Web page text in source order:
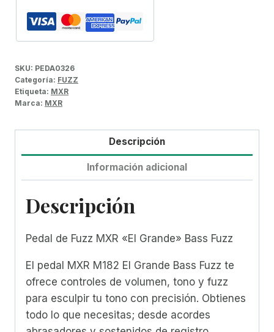
SKU: PEDA0326
Categoría: FUZZ
Etiqueta: MXR
Marca: MXR
Descripción
Información adicional
Descripción
Pedal de Fuzz MXR «El Grande» Bass Fuzz
El pedal MXR M182 El Grande Bass Fuzz te
ofrece controles de volumen, tono y fuzz
para esculpir tu tono con precisión. Obtienes
todo lo que necesitas; desde acordes